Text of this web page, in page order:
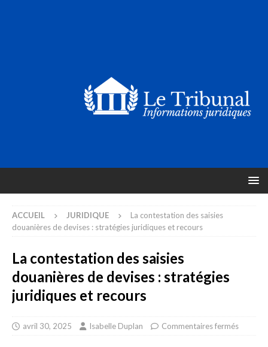
ACCUEIL JURIDIQUE
La contestation des saisies
douanières de devises : stratégies juridiques et recours
La contestation des saisies
douanières de devises : stratégies
juridiques et recours
avril 30, 2025 Isabelle Duplan Commentaires fermés